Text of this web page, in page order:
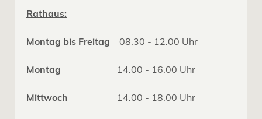
Rathaus:
Montag bis Freitag 08.30 - 12.00 Uhr
Montag 14.00 - 16.00 Uhr
Mittwoch 14.00 - 18.00 Uhr